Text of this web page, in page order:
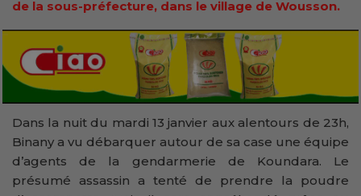
de la sous-préfecture, dans le village de Wousson.
Dans la nuit du mardi 13 janvier aux alentours de 23h,
Binany a vu débarquer autour de sa case une équipe
d’agents de la gendarmerie de Koundara. Le
présumé assassin a tenté de prendre la poudre